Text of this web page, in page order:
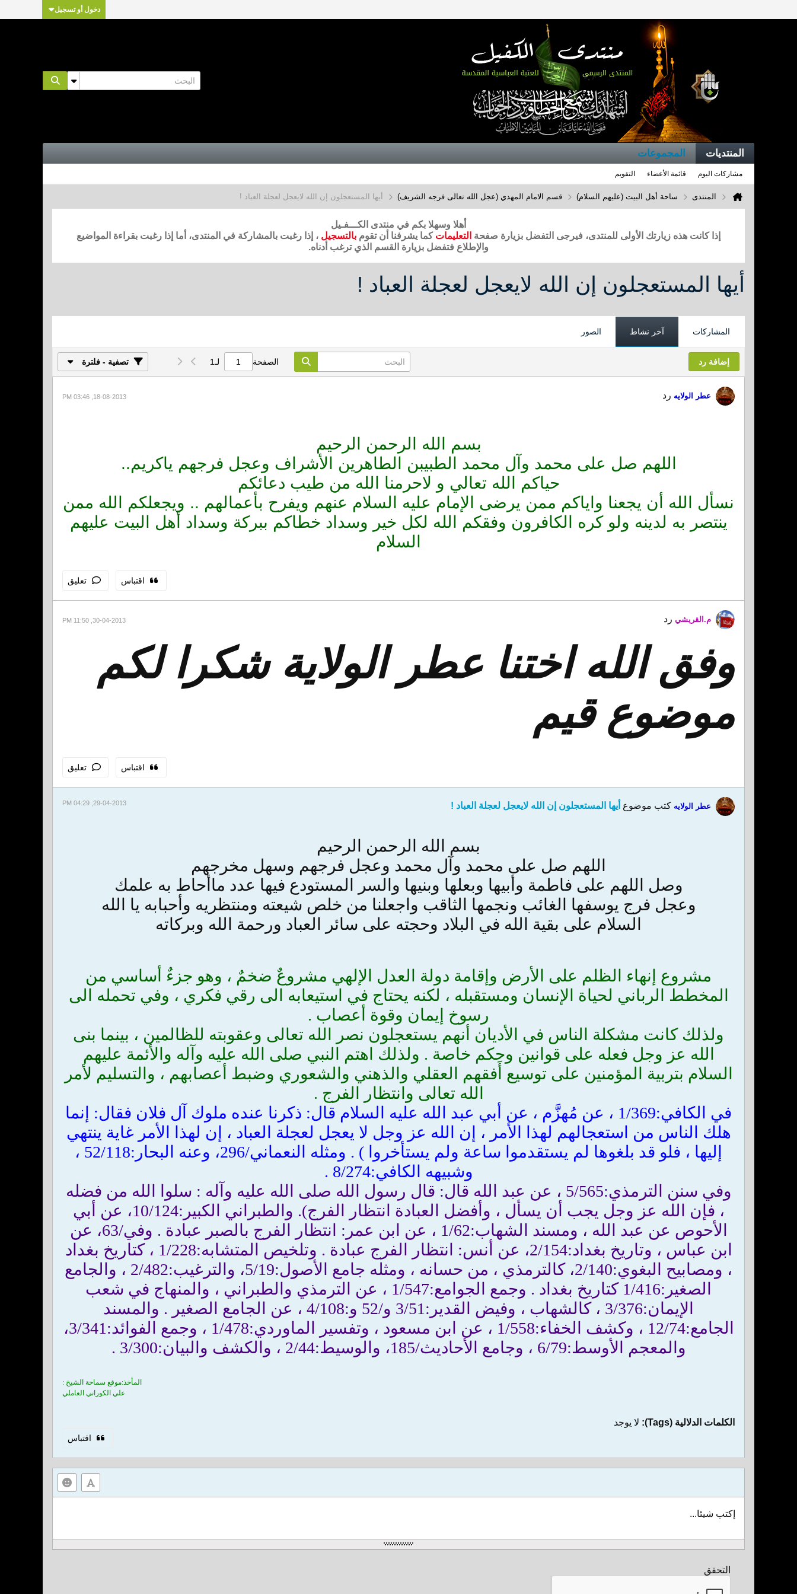
دخول أو تسجيل
المنتديات المجموعات
مشاركات اليوم قائمة الأعضاء التقويم
المنتدى ساحة أهل البيت (عليهم السلام) قسم الامام المهدي (عجل الله تعالى فرجه الشريف) أيها المستعجلون إن الله لايعجل لعجلة العباد !
أهلا وسهلا بكم في منتدى الكـــفـيل
إذا كانت هذه زيارتك الأولى للمنتدى، فيرجى التفضل بزيارة صفحة التعليمات كما يشرفنا أن تقوم بالتسجيل ، إذا رغبت بالمشاركة في المنتدى، أما إذا رغبت بقراءة المواضيع
والإطلاع فتفضل بزيارة القسم الذي ترغب أدناه.
أيها المستعجلون إن الله لايعجل لعجلة العباد !
المشاركات آخر نشاط الصور
إضافة رد الصفحة لـ1 تصفية - فلترة
عطر الولايه رد 18-08-2013, 03:46 PM
بسم الله الرحمن الرحيم
اللهم صل على محمد وآل محمد الطبيبن الطاهرين الأشراف وعجل فرجهم ياكريم..
حياكم الله تعالي و لاحرمنا الله من طيب دعائكم
نسأل الله أن يجعنا واياكم ممن يرضى الإمام عليه السلام عنهم ويفرح بأعمالهم .. ويجعلكم الله ممن
ينتصر به لدينه ولو كره الكافرون وفقكم الله لكل خير وسداد خطاكم ببركة وسداد أهل البيت عليهم
السلام
اقتباس تعليق
م.القريشي رد 30-04-2013, 11:50 PM
وفق الله اختنا عطر الولاية شكرا لكم
موضوع قيم
اقتباس تعليق
عطر الولايه كتب موضوع أيها المستعجلون إن الله لايعجل لعجلة العباد ! 29-04-2013, 04:29 PM
بسم الله الرحمن الرحيم
اللهم صل على محمد وآل محمد وعجل فرجهم وسهل مخرجهم
وصل اللهم على فاطمة وأبيها وبعلها وبنيها والسر المستودع فيها عدد ماأحاط به علمك
وعجل فرج يوسفها الغائب ونجمها الثاقب واجعلنا من خلص شيعته ومنتظريه وأحبابه يا الله
السلام على بقية الله في البلاد وحجته على سائر العباد ورحمة الله وبركاته
مشروع إنهاء الظلم على الأرض وإقامة دولة العدل الإلهي مشروعٌ ضخمٌ ، وهو جزءٌ أساسي من
المخطط الرباني لحياة الإنسان ومستقبله ، لكنه يحتاج في استيعابه الى رقي فكري ، وفي تحمله الى
رسوخ إيمان وقوة أعصاب .
ولذلك كانت مشكلة الناس في الأديان أنهم يستعجلون نصر الله تعالى وعقوبته للظالمين ، بينما بنى
الله عز وجل فعله على قوانين وحِكم خاصة . ولذلك اهتم النبي صلى الله عليه وآله والأئمة عليهم
السلام بتربية المؤمنين على توسيع أفقهم العقلي والذهني والشعوري وضبط أعصابهم ، والتسليم لأمر
الله تعالى وانتظار الفرج .
في الكافي:1/369 ، عن مُهزَّم ، عن أبي عبد الله عليه السلام قال: ذكرنا عنده ملوك آل فلان فقال: إنما
هلك الناس من استعجالهم لهذا الأمر ، إن الله عز وجل لا يعجل لعجلة العباد ، إن لهذا الأمر غاية ينتهي
إليها ، فلو قد بلغوها لم يستقدموا ساعة ولم يستأخروا ) . ومثله النعماني/296، وعنه البحار:52/118 ،
وشبيهه الكافي:8/274 .
وفي سنن الترمذي:5/565 ، عن عبد الله قال: قال رسول الله صلى الله عليه وآله : سلوا الله من فضله
، فإن الله عز وجل يجب أن يسأل ، وأفضل العبادة انتظار الفرج). والطبراني الكبير:10/124، عن أبي
الأحوص عن عبد الله ، ومسند الشهاب:1/62 ، عن ابن عمر: انتظار الفرج بالصبر عبادة . وفي/63، عن
ابن عباس ، وتاريخ بغداد:2/154، عن أنس: انتظار الفرج عبادة . وتلخيص المتشابه:1/228 ، كتاريخ بغداد
، ومصابيح البغوي:2/140، كالترمذي ، من حسانه ، ومثله جامع الأصول:5/19، والترغيب:2/482 ، والجامع
الصغير:1/416 كتاريخ بغداد . وجمع الجوامع:1/547 ، عن الترمذي والطبراني ، والمنهاج في شعب
الإيمان:3/376 ، كالشهاب ، وفيض القدير:3/51 و/52 و:4/108 ، عن الجامع الصغير . والمسند
الجامع:12/74 ، وكشف الخفاء:1/558 ، عن ابن مسعود ، وتفسير الماوردي:1/478 ، وجمع الفوائد:3/341،
والمعجم الأوسط:6/79 ، وجامع الأحاديث/185، والوسيط:2/44 ، والكشف والبيان:3/300 .
المأخذ:موقع سماحة الشيخ :
علي الكوراني العاملي
الكلمات الدلالية (Tags): لا يوجد
اقتباس
إكتب شيئا...
التحقق